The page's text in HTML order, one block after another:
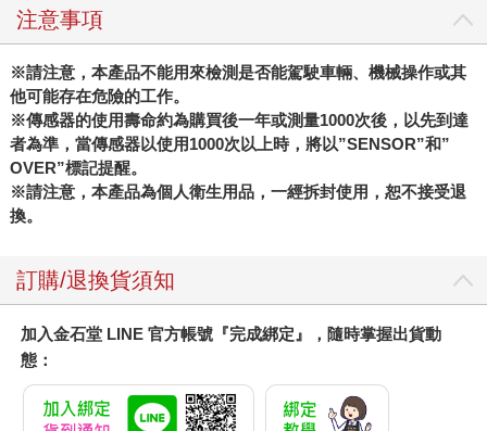
注意事項
※請注意，本產品不能用來檢測是否能駕駛車輛、機械操作或其
他可能存在危險的工作。
※傳感器的使用壽命約為購買後一年或測量1000次後，以先到達
者為準，當傳感器以使用1000次以上時，將以”SENSOR”和”
OVER”標記提醒。
※請注意，本產品為個人衛生用品，一經拆封使用，恕不接受退
換。
訂購/退換貨須知
加入金石堂 LINE 官方帳號『完成綁定』，隨時掌握出貨動
態：